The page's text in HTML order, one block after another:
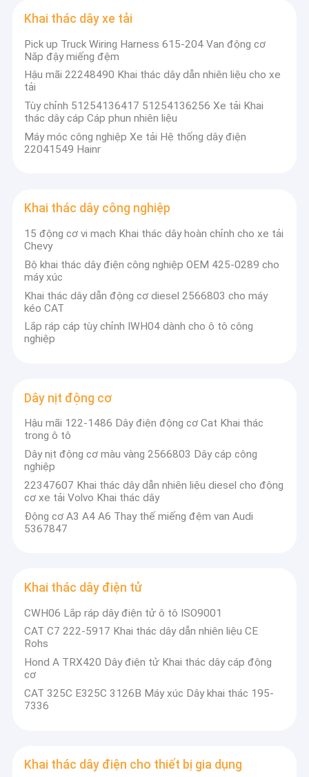
Nhà
Khai thác dây xe tải
Pick up Truck Wiring Harness 615-204 Van động cơ
Nắp đậy miếng đệm
Hậu mãi 22248490 Khai thác dây dẫn nhiên liệu cho xe
tải
Tùy chỉnh 51254136417 51254136256 Xe tải Khai
thác dây cáp Cáp phun nhiên liệu
Máy móc công nghiệp Xe tải Hệ thống dây điện
22041549 Hainr
Khai thác dây công nghiệp
15 động cơ vi mạch Khai thác dây hoàn chỉnh cho xe tải
Chevy
Bộ khai thác dây điện công nghiệp OEM 425-0289 cho
máy xúc
Khai thác dây dẫn động cơ diesel 2566803 cho máy
kéo CAT
Lắp ráp cáp tùy chỉnh IWH04 dành cho ô tô công
nghiệp
Dây nịt động cơ
Hậu mãi 122-1486 Dây điện động cơ Cat Khai thác
trong ô tô
Dây nịt động cơ màu vàng 2566803 Dây cáp công
nghiệp
22347607 Khai thác dây dẫn nhiên liệu diesel cho động
cơ xe tải Volvo Khai thác dây
Động cơ A3 A4 A6 Thay thế miếng đệm van Audi
5367847
Khai thác dây điện tử
CWH06 Lắp ráp dây điện tử ô tô ISO9001
CAT C7 222-5917 Khai thác dây dẫn nhiên liệu CE
Rohs
Hond A TRX420 Dây điện tử Khai thác dây cáp động
cơ
CAT 325C E325C 3126B Máy xúc Dây khai thác 195-
7336
Khai thác dây điện cho thiết bị gia dụng